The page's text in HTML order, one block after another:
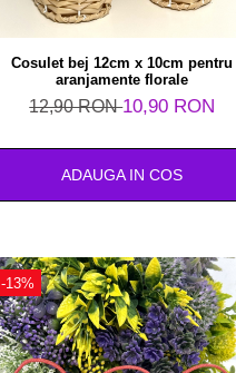
Cosulet bej 12cm x 10cm pentru
aranjamente florale
12,90 RON10,90 RON
ADAUGA IN COS
-13%